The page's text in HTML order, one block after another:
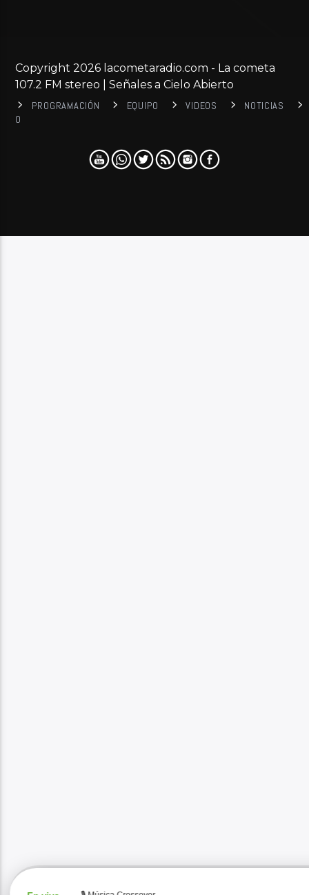
Copyright 2026 lacometaradio.com - La cometa
107.2 FM stereo | Señales a Cielo Abierto
PROGRAMACIÓN EQUIPO VIDEOS
NOTICIAS
0